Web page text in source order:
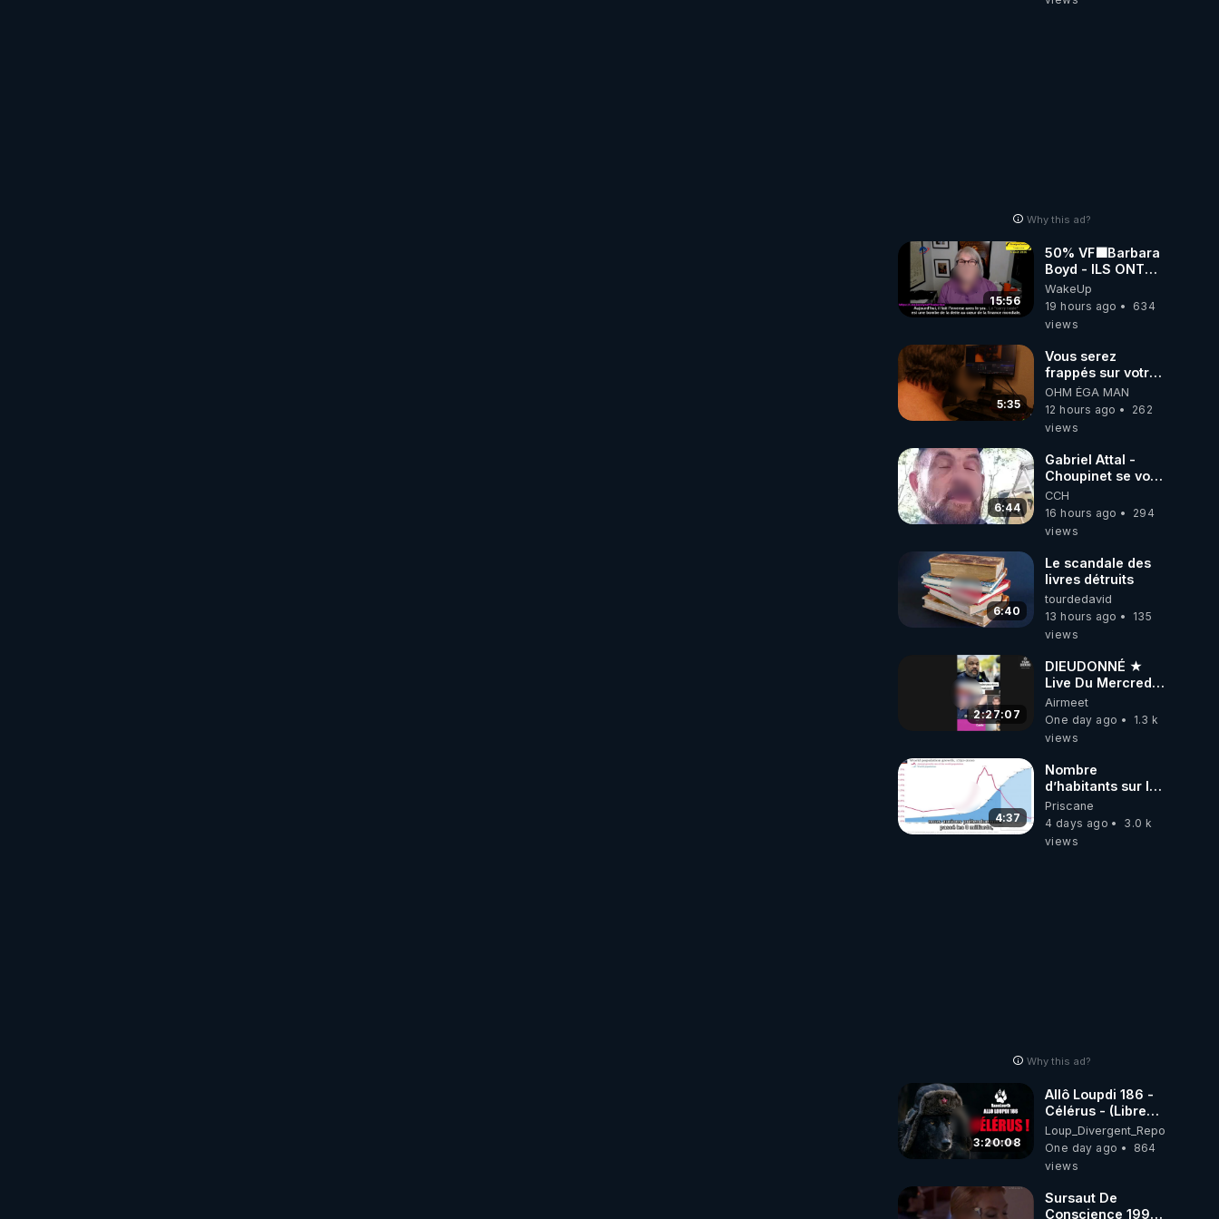
Why this ad?
15:56
50% VF🟩Barbara
Boyd - ILS ONT
MENTI SUR TOUT
-Jocelyne
Traduction
WakeUp
19 hours ago
634
views
5:35
Vous serez
frappés sur votre
sol européens par
la faute des
dirigeants qui
le nez
OHM ÉGA MAN
12 hours ago
262
views
6:44
Gabriel Attal -
Choupinet se voit
en haut de
l'affiche
CCH
16 hours ago
294
views
6:40
Le scandale des
livres détruits
tourdedavid
13 hours ago
135
views
2:27:07
DIEUDONNÉ ★
Live Du Mercredi
5 Août 2026
Airmeet
One day ago
1.3 k
views
4:37
Nombre
d’habitants sur la
planète Terre…
Priscane
4 days ago
3.0 k
views
Why this ad?
3:20:08
Allô Loupdi 186 -
Célérus - (Libre
Antenne) - Loup
Divergent
2026.08.06
Loup_Divergent_Reposts
One day ago
864
views
Sursaut De
Conscience 1998